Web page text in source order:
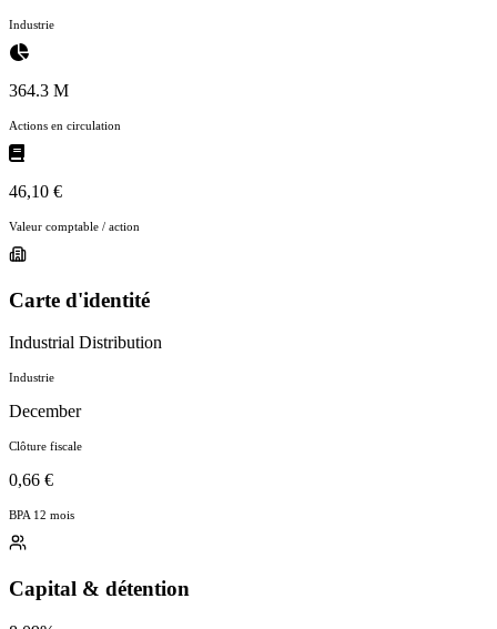
Industrie
364.3 M
Actions en circulation
46,10 €
Valeur comptable / action
Carte d'identité
Industrial Distribution
Industrie
December
Clôture fiscale
0,66 €
BPA 12 mois
Capital & détention